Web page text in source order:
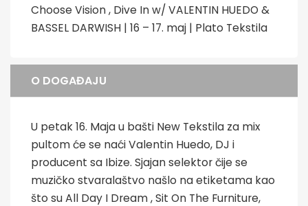
Choose Vision , Dive In w/ VALENTIN HUEDO &
BASSEL DARWISH | 16 – 17. maj | Plato Tekstila
O DOGAĐAJU
U petak 16. Maja u bašti New Tekstila za mix
pultom će se naći Valentin Huedo, DJ i
producent sa Ibize. Sjajan selektor čije se
muzičko stvaralaštvo našlo na etiketama kao
što su All Day I Dream , Sit On The Furniture,